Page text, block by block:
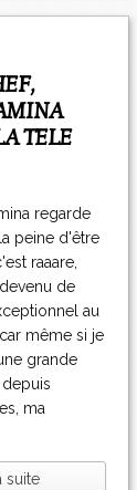
TELE
regarde
peine d'être
raaare,
de
au
même si je
grande
ma
suite